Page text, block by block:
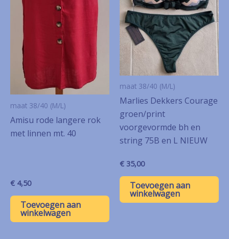
maat 38/40 (M/L)
Amisu rode langere rok
met linnen mt. 40
€ 4,50
Toevoegen aan
winkelwagen
maat 38/40 (M/L)
Marlies Dekkers Courage
groen/print
voorgevormde bh en
string 75B en L NIEUW
€ 35,00
Toevoegen aan
winkelwagen